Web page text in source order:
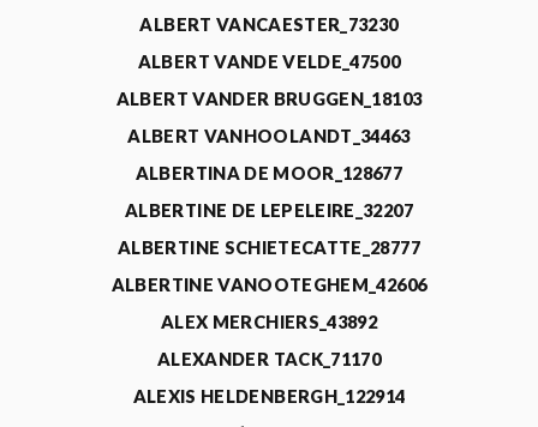
ALBERT VANCAESTER_73230
ALBERT VANDE VELDE_47500
ALBERT VANDER BRUGGEN_18103
ALBERT VANHOOLANDT_34463
ALBERTINA DE MOOR_128677
ALBERTINE DE LEPELEIRE_32207
ALBERTINE SCHIETECATTE_28777
ALBERTINE VANOOTEGHEM_42606
ALEX MERCHIERS_43892
ALEXANDER TACK_71170
ALEXIS HELDENBERGH_122914